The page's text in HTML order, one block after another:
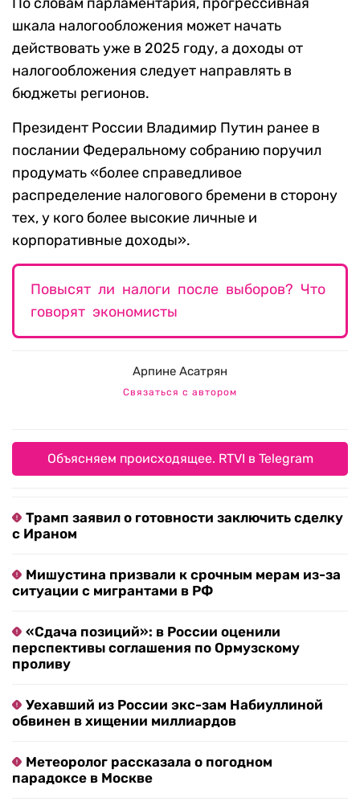
шкала налогообложения может начать
действовать уже в 2025 году, а доходы от
налогообложения следует направлять в
бюджеты регионов.
Президент России Владимир Путин ранее в
послании Федеральному собранию поручил
продумать «более справедливое
распределение налогового бремени в сторону
тех, у кого более высокие личные и
корпоративные доходы».
Повысят ли налоги после выборов? Что
говорят экономисты
Арпине Асатрян
Связаться с автором
Объясняем происходящее. RTVI в Telegram
Трамп заявил о готовности заключить сделку
с Ираном
Мишустина призвали к срочным мерам из-за
ситуации с мигрантами в РФ
«Сдача позиций»: в России оценили
перспективы соглашения по Ормузскому
проливу
Уехавший из России экс-зам Набиуллиной
обвинен в хищении миллиардов
Метеоролог рассказала о погодном
парадоксе в Москве